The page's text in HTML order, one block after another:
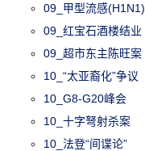
09_甲型流感(H1N1)
09_红宝石酒楼结业
09_超市东主陈旺案
10_“太亚裔化”争议
10_G8-G20峰会
10_十字弩射杀案
10_法登“间谍论”